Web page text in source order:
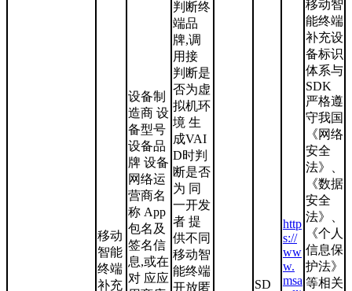
移动
智能
终端
补充
设备制
造商 设
备型号
设备品
牌 设备
网络运
营商名
称 App
包名及
签名信
息,或在
对 应应
判断终
端品
牌,调
用接
判断是
否为虚
拟机环
境 生
成VAI
D时判
断是否
为 同
一开发
者 提
供不同
移动智
能终端
开放匿
SD
http
s://
ww
w.
msa
移动智
能终端
补充设
备标识
体系与
SDK
严格遵
守我国
《网络
安全
法》、
《数据
安全
法》、
《个人
信息保
护法》
等相关